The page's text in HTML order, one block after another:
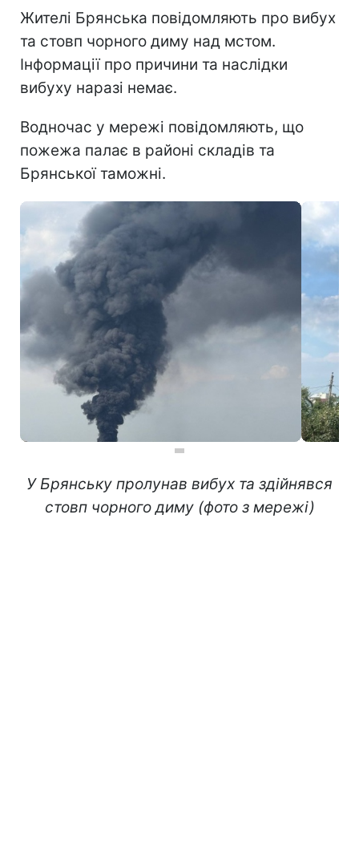
Жителі Брянська повідомляють про вибух
та стовп чорного диму над мстом.
Інформації про причини та наслідки
вибуху наразі немає.
Водночас у мережі повідомляють, що
пожежа палає в районі складів та
Брянської таможні.
У Брянську пролунав вибух та здійнявся
стовп чорного диму (фото з мережі)